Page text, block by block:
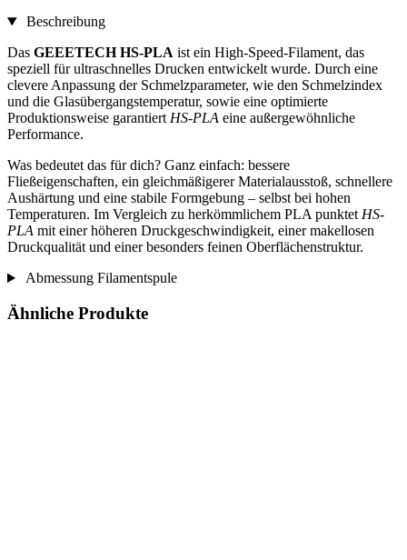
Beschreibung
Das GEEETECH HS-PLA ist ein High-Speed-Filament, das
speziell für ultraschnelles Drucken entwickelt wurde. Durch eine
clevere Anpassung der Schmelzparameter, wie den Schmelzindex
und die Glasübergangstemperatur, sowie eine optimierte
Produktionsweise garantiert HS-PLA eine außergewöhnliche
Performance.
Was bedeutet das für dich? Ganz einfach: bessere
Fließeigenschaften, ein gleichmäßigerer Materialausstoß, schnellere
Aushärtung und eine stabile Formgebung – selbst bei hohen
Temperaturen. Im Vergleich zu herkömmlichem PLA punktet HS-
PLA mit einer höheren Druckgeschwindigkeit, einer makellosen
Druckqualität und einer besonders feinen Oberflächenstruktur.
Abmessung Filamentspule
Ähnliche Produkte